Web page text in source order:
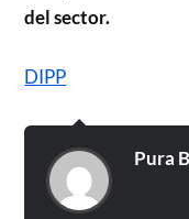
del sector.
DIPP
Pura